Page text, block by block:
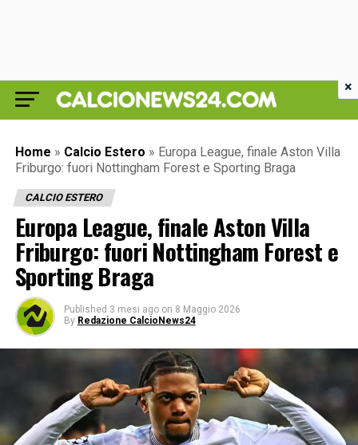
Home » Calcio Estero » Europa League, finale Aston Villa
Friburgo: fuori Nottingham Forest e Sporting Braga
CALCIO ESTERO
Europa League, finale Aston Villa
Friburgo: fuori Nottingham Forest e
Sporting Braga
Published 3 mesi ago on 8 Maggio 2026
By Redazione CalcioNews24
×